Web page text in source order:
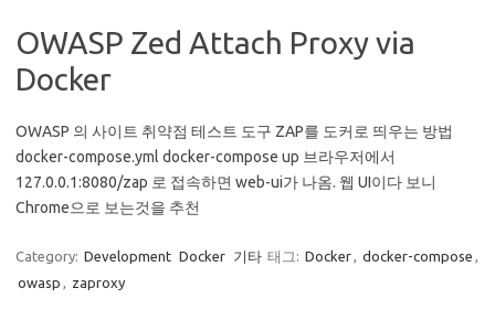
OWASP Zed Attach Proxy via
Docker
OWASP 의 사이트 취약점 테스트 도구 ZAP를 도커로 띄우는 방법
docker-compose.yml docker-compose up 브라우저에서
127.0.0.1:8080/zap 로 접속하면 web-ui가 나옴. 웹 UI이다 보니
Chrome으로 보는것을 추천
Category: Development Docker 기타 태그: Docker, docker-compose ,
owasp , zaproxy